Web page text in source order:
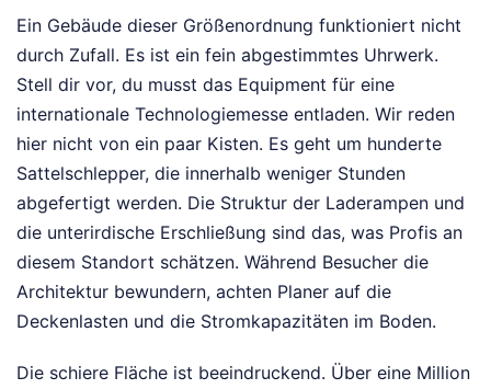
Ein Gebäude dieser Größenordnung funktioniert nicht
durch Zufall. Es ist ein fein abgestimmtes Uhrwerk.
Stell dir vor, du musst das Equipment für eine
internationale Technologiemesse entladen. Wir reden
hier nicht von ein paar Kisten. Es geht um hunderte
Sattelschlepper, die innerhalb weniger Stunden
abgefertigt werden. Die Struktur der Laderampen und
die unterirdische Erschließung sind das, was Profis an
diesem Standort schätzen. Während Besucher die
Architektur bewundern, achten Planer auf die
Deckenlasten und die Stromkapazitäten im Boden.
Die schiere Fläche ist beeindruckend. Über eine Million